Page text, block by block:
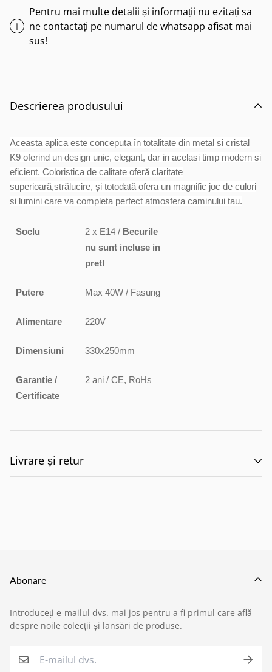
Pentru mai multe detalii și informații nu ezitați sa
ne contactați pe numarul de whatsapp afisat mai
sus!
Descrierea produsului
Aceasta aplica este conceputa în totalitate din metal si cristal
K9 oferind un design unic, elegant, dar in acelasi timp modern si
eficient. Coloristica de calitate oferă claritate
superioară,strălucire, și totodată ofera un magnific joc de culori
si lumini care va completa perfect atmosfera caminului tau.
Soclu 2 x E14 / Becurile
nu sunt incluse in
pret!
Putere Max 40W / Fasung
Alimentare 220V
Dimensiuni 330x250mm
Garantie /
Certificate
2 ani / CE, RoHs
Livrare și retur
Această politică reglementează modul în care
produsele comandate de pe site-ul nostru sunt livrate
O.U.G. nr. 34/2014 privind drepturile
Abonare
Introduceți e-mailul dvs. mai jos pentru a fi primul care află
despre noile colecții și lansări de produse.